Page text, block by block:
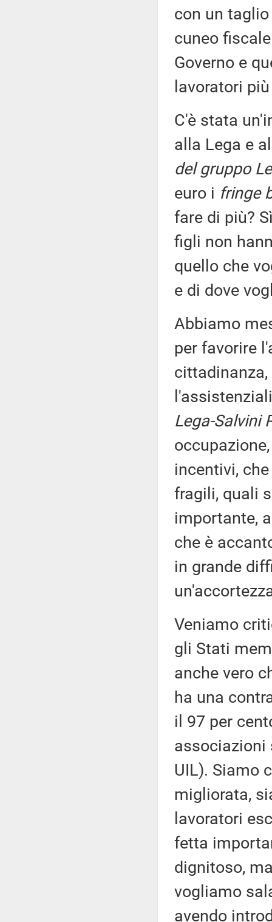
con un
cuneo
Governo e
lavoratori
C'è stata
alla Lega e
del gruppo
euro i fringe
fare di più?
figli non
quello che
e di dove
Abbiamo
per favorire
Lega-Salvini
incentivi,
fragili, quali
importante,
che è
in grande
Veniamo
gli Stati
anche vero
ha una
il 97 per
associazioni
UIL). Siamo
migliorata,
lavoratori
fetta
dignitoso,
vogliamo
avendo